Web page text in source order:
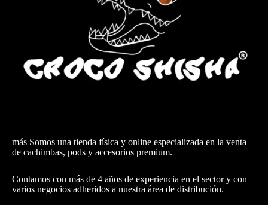
más Somos una tienda física y online especializada en la venta
de cachimbas, pods y accesorios premium.
Contamos con más de 4 años de experiencia en el sector y con
varios negocios adheridos a nuestra área de distribución.